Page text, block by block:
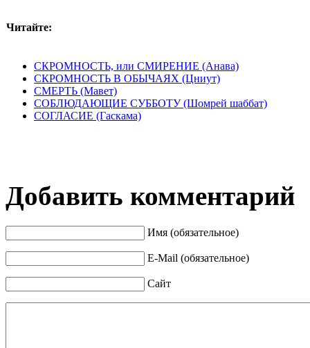
Читайте:
СКРОМНОСТЬ, или СМИРЕНИЕ (Анава)
СКРОМНОСТЬ В ОБЫЧАЯХ (Цниут)
СМЕРТЬ (Мавет)
СОБЛЮДАЮЩИЕ СУББОТУ (Шомрей шаббат)
СОГЛАСИЕ (Гаскама)
Добавить комментарий
Имя (обязательное)
E-Mail (обязательное)
Сайт